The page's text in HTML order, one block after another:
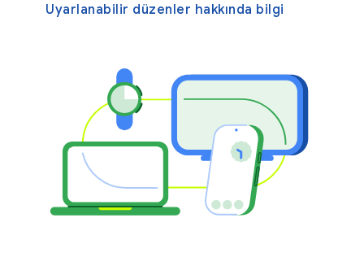
Uyarlanabilir düzenler hakkında bilgi